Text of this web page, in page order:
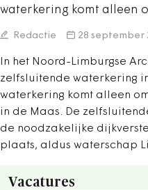
waterkering komt alleen
Redactie 28 september
In het Noord-Limburgse
zelfsluitende waterkering
waterkering komt alleen
in de Maas. De
de noodzakelijke
plaats, aldus waterschap
Vacatures